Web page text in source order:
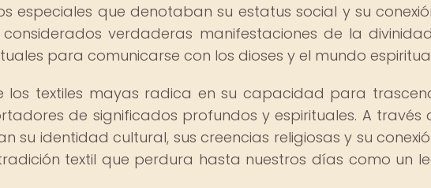
especiales que denotaban su estatus social y su
considerados verdaderas manifestaciones de la
para comunicarse con los dioses y el mundo
los textiles mayas radica en su capacidad para
de significados profundos y espirituales. A través
su identidad cultural, sus creencias religiosas y su
textil que perdura hasta nuestros días como un